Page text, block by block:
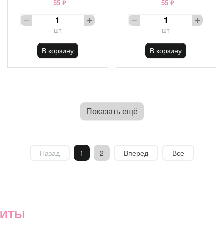
55 ₽
шт
В корзину
55 ₽
шт
В корзину
Показать ещё
Назад 1 2 Вперед Все